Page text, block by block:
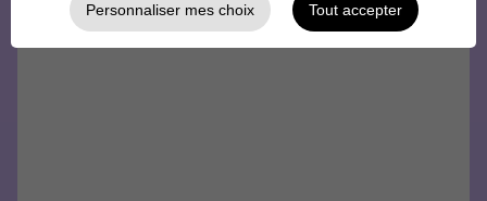
Personnaliser mes choix Tout accepter